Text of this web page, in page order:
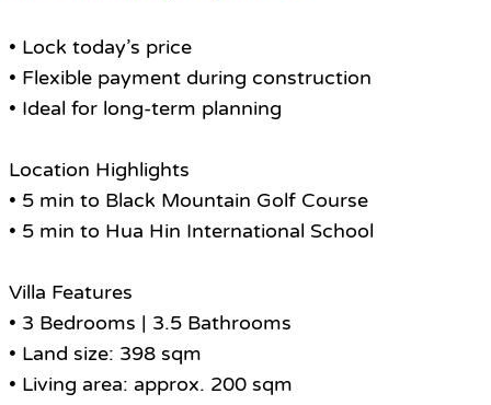
• Lock today’s price
• Flexible payment during construction
• Ideal for long-term planning
Location Highlights
• 5 min to Black Mountain Golf Course
• 5 min to Hua Hin International School
Villa Features
• 3 Bedrooms | 3.5 Bathrooms
• Land size: 398 sqm
• Living area: approx. 200 sqm